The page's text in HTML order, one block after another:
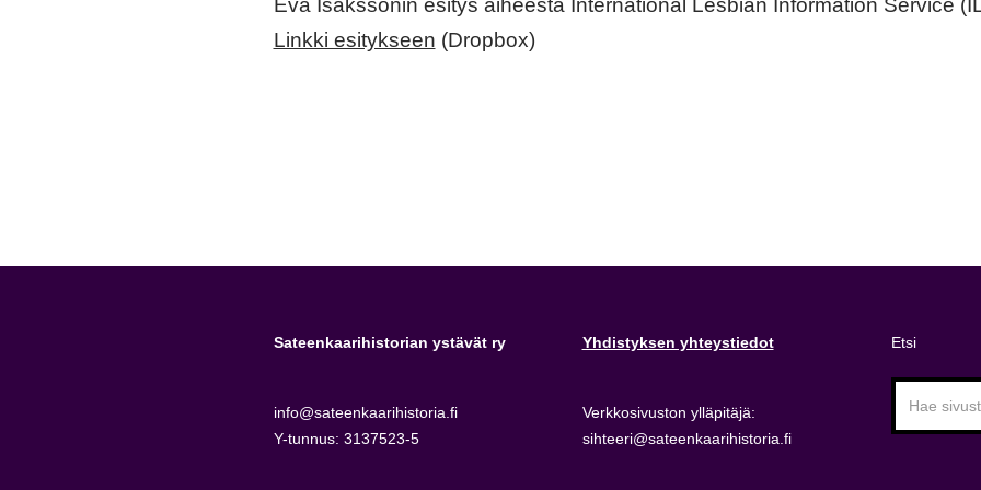
Eva Isakssonin esitys aiheesta International Lesbian Information Service
Linkki esitykseen (Dropbox)
Sateenkaarihistorian ystävät ry
info@sateenkaarihistoria.fi
Y-tunnus: 3137523-5
Yhdistyksen yhteystiedot
Verkkosivuston ylläpitäjä:
sihteeri@sateenkaarihistoria.fi
Etsi